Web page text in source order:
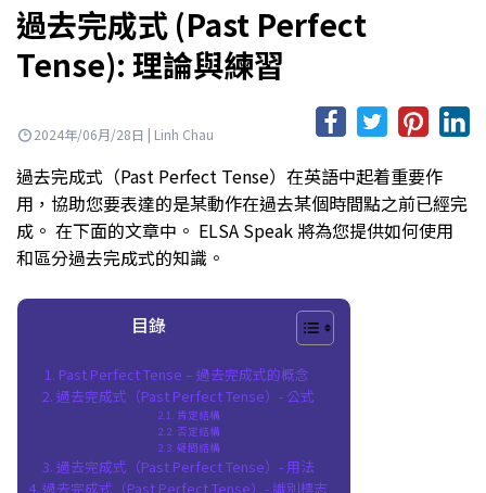
過去完成式 (Past Perfect
Tense): 理論與練習
2024年/06月/28日 | Linh Chau
過去完成式（Past Perfect Tense）在英語中起着重要作
用，協助您要表達的是某動作在過去某個時間點之前已經完
成。 在下面的文章中。 ELSA Speak 將為您提供如何使用
和區分過去完成式的知識。
目錄
Past Perfect Tense – 過去完成式的概念
過去完成式（Past Perfect Tense）- 公式
肯定結構
否定結構
疑問結構
過去完成式（Past Perfect Tense）- 用法
過去完成式（Past Perfect Tense）- 識別標志